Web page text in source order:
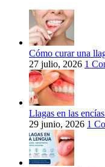
Cómo curar una
27 julio, 2026 1
Llagas en las
29 junio, 2026 1